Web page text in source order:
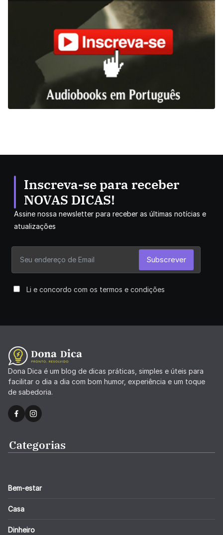
Inscreva-se para receber
NOVAS DICAS!
Assine nossa newsletter para receber as últimas notícias e
atualizações
Li e concordo com os termos e condições
Subscrever
Dona Dica é um blog de dicas práticas, simples e úteis para
facilitar o dia a dia com bom humor, experiência e um toque
de sabedoria.
Categorias
Bem-estar
Casa
Dinheiro